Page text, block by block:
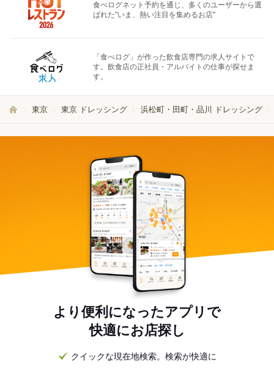
食べログネット予約を通じ、多くのユーザーから選
ばれた"いま、熱い注目を集めるお店"
「食べログ」が作った飲食店専門の求人サイトで
す。飲食店の正社員・アルバイトの仕事が探せま
す。
東京 東京 ドレッシング 浜松町・田町・品川 ドレッシング
より便利になったアプリで
快適にお店探し
クイックな現在地検索。検索が快適に